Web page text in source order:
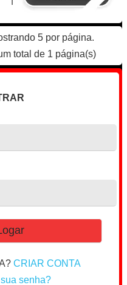
5 por página.
total de 1 página(s)
CRIAR CONTA
senha?